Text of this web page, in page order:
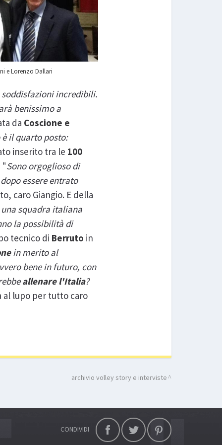
e Lorenzo Dallari
incredibili.
benissimo a
da Coscione e
il quarto posto:
inserito tra le 100
"Sono orgoglioso di
essere entrato
caro Giangio. E della
squadra italiana
la possibilità di
tecnico di Berruto in
in merito al
bene in futuro, con
allenare l'Italia?
al lupo per tutto caro
archivio volley story e interviste
CONDIVIDI